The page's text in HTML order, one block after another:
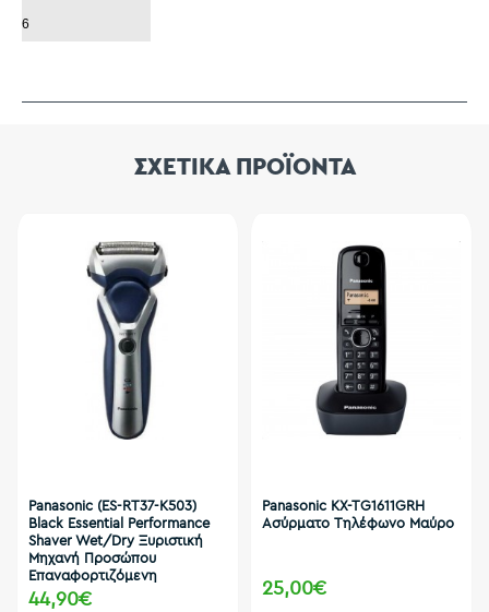
6
ΣΧΕΤΙΚΑ ΠΡΟΪΟΝΤΑ
Panasonic (ES-RT37-K503)
Black Essential Performance
Shaver Wet/Dry Ξυριστική
Μηχανή Προσώπου
Επαναφορτιζόμενη
44,90€
Panasonic KX-TG1611GRH
Ασύρματο Τηλέφωνο Μαύρο
25,00€